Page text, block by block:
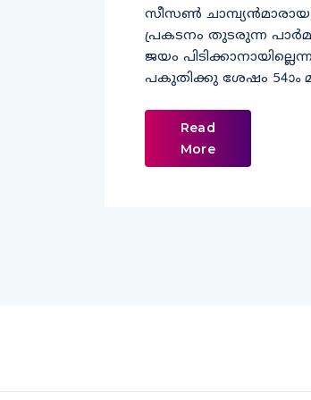
സീസൺ
പ്രകടനം തുടരുന്ന
ജയം
പകുതിക്കു ശേഷം 54ാം
Read
More